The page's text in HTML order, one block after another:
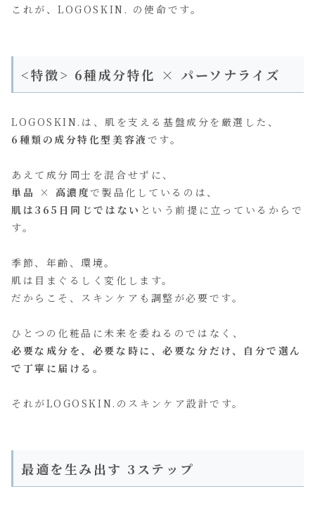
これが、LOGOSKIN. の使命です。
<特徴> 6種成分特化 × パーソナライズ
LOGOSKIN.は、肌を支える基盤成分を厳選した、
6種類の成分特化型美容液です。
あえて成分同士を混合せずに、
単品 × 高濃度で製品化しているのは、
肌は365日同じではない という前提に立っているからで
す。
季節、年齢、環境。
肌は目まぐるしく変化します。
だからこそ、スキンケアも調整が必要です。
ひとつの化粧品に未来を委ねるのではなく、
必要な成分を、必要な時に、必要な分だけ、自分で選ん
で丁寧に届ける。
それがLOGOSKIN.のスキンケア設計です。
最適を生み出す 3ステップ